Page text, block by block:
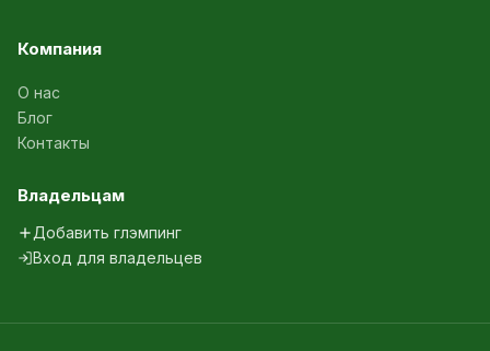
Компания
О нас
Блог
Контакты
Владельцам
Добавить глэмпинг
Вход для владельцев